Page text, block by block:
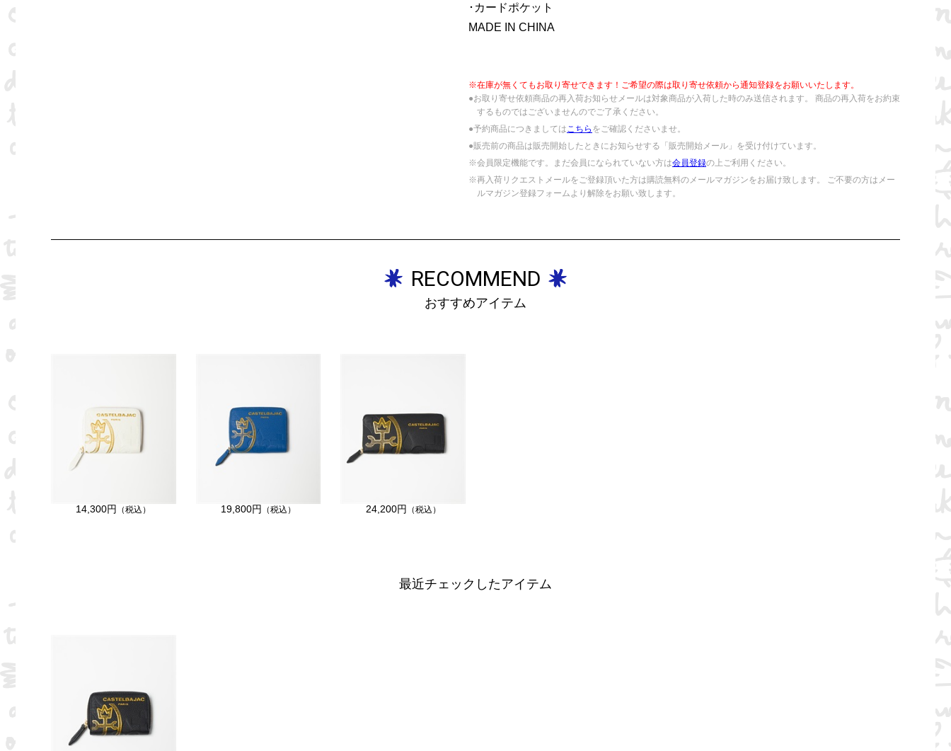
･カードポケット
MADE IN CHINA
※在庫が無くてもお取り寄せできます！ご希望の際は取り寄せ依頼から通知登録をお願いいたします。
●お取り寄せ依頼商品の再入荷お知らせメールは対象商品が入荷した時のみ送信されます。 商品の再入荷をお約束
するものではございませんのでご了承ください。
●予約商品につきましては こちら をご確認くださいませ。
●販売前の商品は販売開始したときにお知らせする「販売開始メール」を受け付けています。
※会員限定機能です。まだ会員になられていない方は会員登録の上ご利用ください。
※再入荷リクエストメールをご登録頂いた方は購読無料のメールマガジンをお届け致します。 ご不要の方はメー
ルマガジン登録フォームより解除をお願い致します。
RECOMMEND
おすすめアイテム
14,300円 （税込） 19,800円 （税込） 24,200円 （税込）
最近チェックしたアイテム